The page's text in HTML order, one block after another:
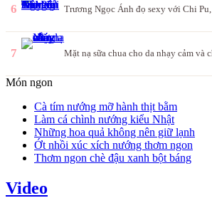
6 Trương Ngọc Ánh đọ sexy với Chi
7 Mặt nạ sữa chua cho da nhạy cảm và
Món ngon
Cà tím nướng mỡ hành thịt bằm
Làm cá chình nướng kiểu Nhật
Những hoa quả không nên giữ lạnh
Ớt nhồi xúc xích nướng thơm ngon
Thơm ngon chè đậu xanh bột báng
Video